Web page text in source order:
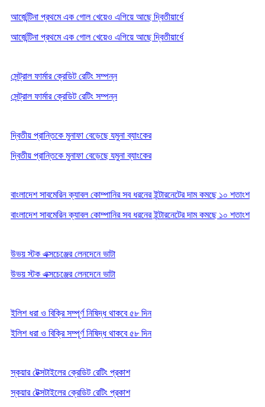
আর্জেন্টিনা প্রথমে এক গোল খেয়েও এগিয়ে আছে দ্বিতীয়ার্ধে
আর্জেন্টিনা প্রথমে এক গোল খেয়েও এগিয়ে আছে দ্বিতীয়ার্ধে
সেন্ট্রাল ফার্মার ক্রেডিট রেটিং সম্পন্ন
সেন্ট্রাল ফার্মার ক্রেডিট রেটিং সম্পন্ন
দ্বিতীয় প্রান্তিকে মুনাফা বেড়েছে যমুনা ব্যাংকের
দ্বিতীয় প্রান্তিকে মুনাফা বেড়েছে যমুনা ব্যাংকের
বাংলাদেশ সাবমেরিন ক্যাবল কোম্পানির সব ধরনের ইন্টারনেটের দাম কমছে ১০ শতাংশ
বাংলাদেশ সাবমেরিন ক্যাবল কোম্পানির সব ধরনের ইন্টারনেটের দাম কমছে ১০ শতাংশ
উভয় স্টক এক্সচেঞ্জের লেনদেনে ভাটা
উভয় স্টক এক্সচেঞ্জের লেনদেনে ভাটা
ইলিশ ধরা ও বিক্রি সম্পূর্ণ নিষিদ্ধ থাকবে ৫৮ দিন
ইলিশ ধরা ও বিক্রি সম্পূর্ণ নিষিদ্ধ থাকবে ৫৮ দিন
স্কয়ার টেক্সটাইলের ক্রেডিট রেটিং প্রকাশ
স্কয়ার টেক্সটাইলের ক্রেডিট রেটিং প্রকাশ